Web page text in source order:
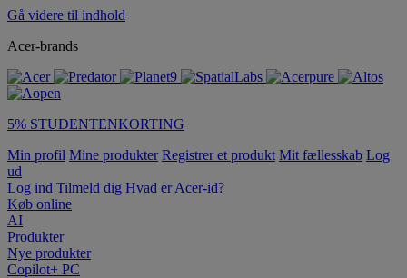
Gå videre til indhold
Acer-brands
5% STUDENTENKORTING
Min profil Mine produkter Registrer et produkt Mit fællesskab Log
ud
Log ind Tilmeld dig Hvad er Acer-id?
Køb online
AI
Produkter
Nye produkter
Copilot+ PC